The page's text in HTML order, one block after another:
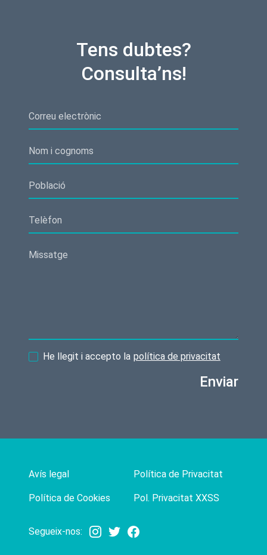
Tens dubtes?
Consulta’ns!
He llegit i accepto la política de privacitat
Enviar
Avís legal
Política de Cookies
Política de Privacitat
Pol. Privacitat XXSS
Segueix-nos: